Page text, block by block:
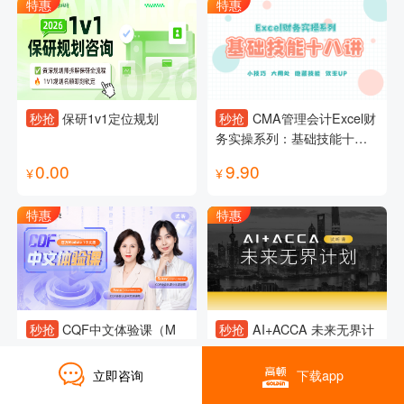
特惠
秒抢 保研1v1定位规划
¥0.00
特惠
秒抢 CMA管理会计Excel财
务实操系列：基础技能十八
¥9.90
特惠
秒抢 CQF中文体验课（M
0.10
特惠
秒抢 AI+ACCA 未来无界计
划试听课
立即咨询 下载app